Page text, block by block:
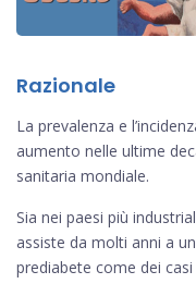
Razionale
La prevalenza e
aumento nelle ultime
sanitaria mondiale.
Sia nei paesi più
assiste da molti anni a
prediabete come dei